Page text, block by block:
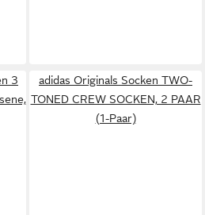
3
adidas Originals Socken TWO-
TONED CREW SOCKEN, 2 PAAR
(1-Paar)